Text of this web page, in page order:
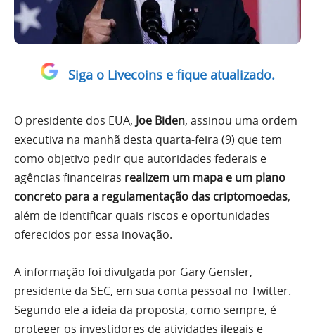
Siga o Livecoins e fique atualizado.
O presidente dos EUA, Joe Biden, assinou uma ordem
executiva na manhã desta quarta-feira (9) que tem
como objetivo pedir que autoridades federais e
agências financeiras realizem um mapa e um plano
concreto para a regulamentação das criptomoedas,
além de identificar quais riscos e oportunidades
oferecidos por essa inovação.
A informação foi divulgada por Gary Gensler,
presidente da SEC, em sua conta pessoal no Twitter.
Segundo ele a ideia da proposta, como sempre, é
proteger os investidores de atividades ilegais e